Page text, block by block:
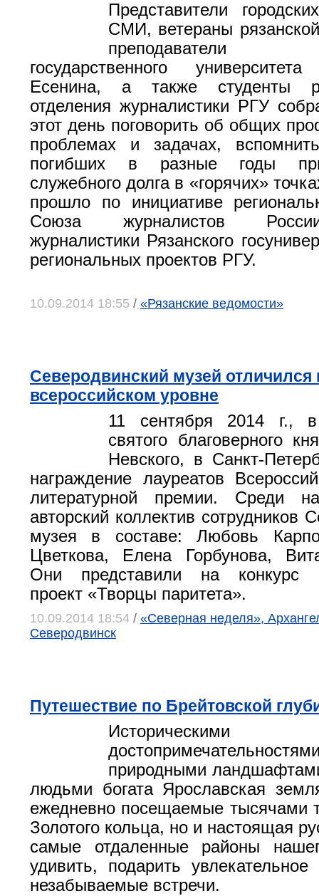
Представители
СМИ, ветераны
преподаватели
государственного
Есенина, а также студенты
отделения журналистики РГУ
этот день поговорить об общих
проблемах и задачах,
погибших в разные годы
служебного долга в «горячих»
прошло по инициативе
Союза журналистов
журналистики Рязанского
региональных проектов РГУ.
10.09.2014 18:55 / «Рязанские ведомости»
Северодвинский музей отличился
всероссийском уровне
11 сентября 2014 г.,
святого благоверного
Невского, в Санкт-
награждение лауреатов
литературной премии. Среди
авторский коллектив сотрудников
музея в составе: Любовь
Цветкова, Елена Горбунова,
Они представили на конкурс
проект «Творцы паритета».
10.09.2014 18:54 / «Северная неделя»,
Северодвинск
Путешествие по Брейтовской
Историческими
природными
людьми богата Ярославская
ежедневно посещаемые тысячами
Золотого кольца, но и настоящая
самые отдаленные районы
удивить, подарить
незабываемые встречи.